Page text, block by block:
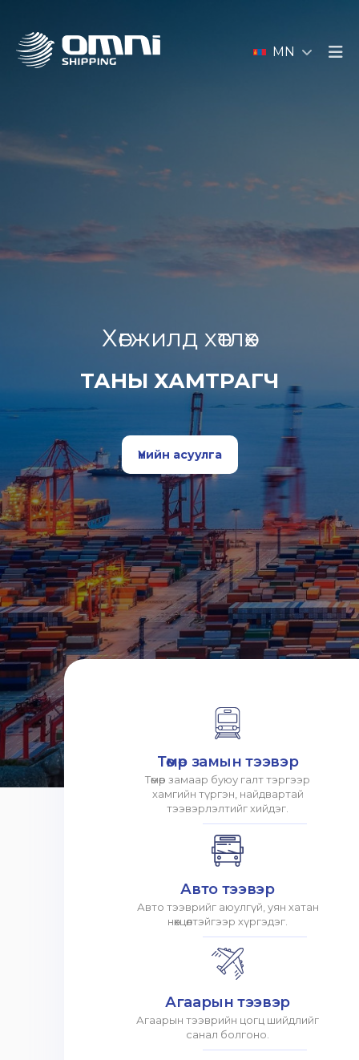
MN
Хөгжилд хөтлөх
ТАНЫ ХАМТРАГЧ
Үнийн асуулга
Төмөр замын тээвэр
Төмөр замаар буюу галт тэргээр
хамгийн түргэн, найдвартай
тээвэрлэлтийг хийдэг.
Авто тээвэр
Авто тээврийг аюулгүй, уян хатан
нөхцөлтэйгээр хүргэдэг.
Агаарын тээвэр
Агаарын тээврийн цогц шийдлийг
санал болгоно.